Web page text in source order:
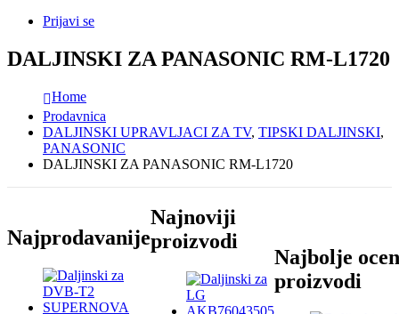
Prijavi se
DALJINSKI ZA PANASONIC RM-L1720
Home
Prodavnica
DALJINSKI UPRAVLJACI ZA TV, TIPSKI DALJINSKI,
PANASONIC
DALJINSKI ZA PANASONIC RM-L1720
Najprodavanije
Najnoviji
proizvodi
Najbolje
proizvodi